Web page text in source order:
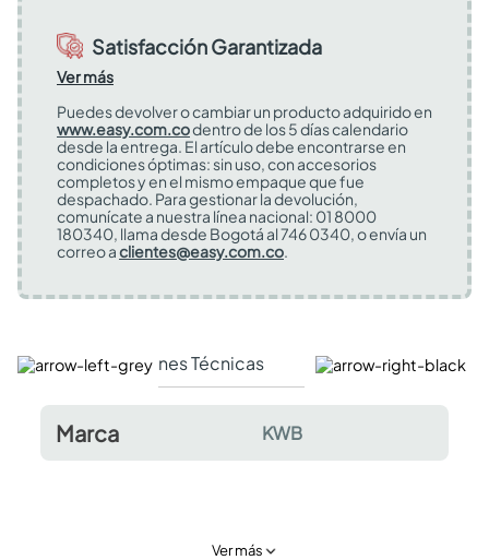
Satisfacción Garantizada
Ver más
Puedes devolver o cambiar un producto adquirido en
www.easy.com.codentro de los 5 días calendario
desde la entrega. El artículo debe encontrarse en
condiciones óptimas: sin uso, con accesorios
completos y en el mismo empaque que fue
despachado. Para gestionar la devolución,
comunícate a nuestra línea nacional: 01 8000
180340, llama desde Bogotá al 746 0340, o envía un
correo aclientes@easy.com.co.
Especificaciones Técnicas Comentarios y
Marca KWB
Ver más